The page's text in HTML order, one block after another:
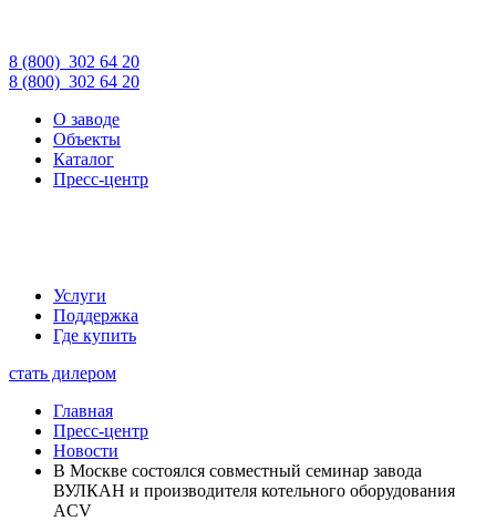
8 (800) 302 64 20
8 (800) 302 64 20
О заводе
Объекты
Каталог
Пресс-центр
Услуги
Поддержка
Где купить
стать дилером
Главная
Пресс-центр
Новости
В Москве состоялся совместный семинар завода
ВУЛКАН и производителя котельного оборудования
ACV